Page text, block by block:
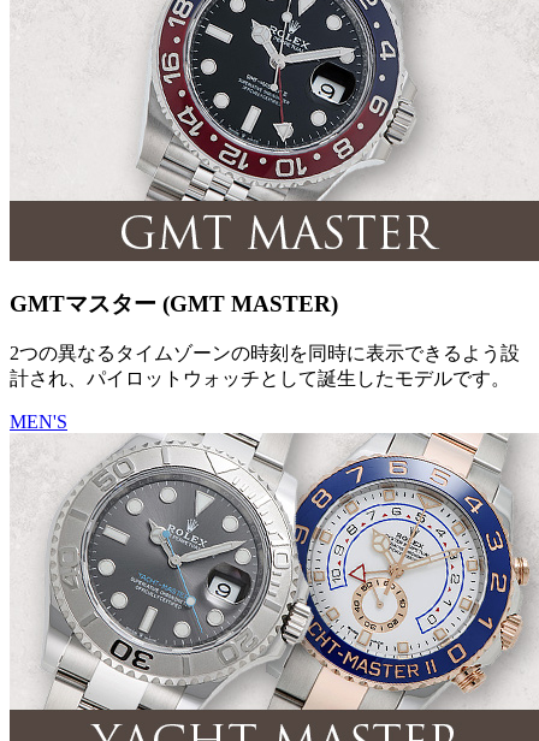
GMTマスター (GMT MASTER)
2つの異なるタイムゾーンの時刻を同時に表示できるよう設
計され、パイロットウォッチとして誕生したモデルです。
MEN'S